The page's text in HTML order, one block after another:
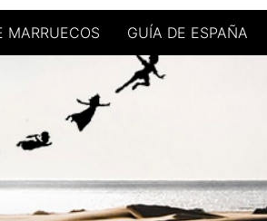
MARRUECOS GUÍA DE ESPAÑA